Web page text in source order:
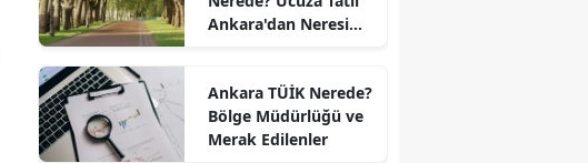
Ankara'dan Neresi
Ankara TÜİK Nerede?
Bölge Müdürlüğü ve
Merak Edilenler